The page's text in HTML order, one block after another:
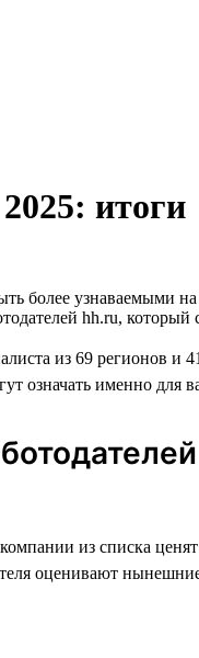
итоги
более узнаваемыми
hh.ru,
из 69 регионов и
означать именно для
из списка
оценивают